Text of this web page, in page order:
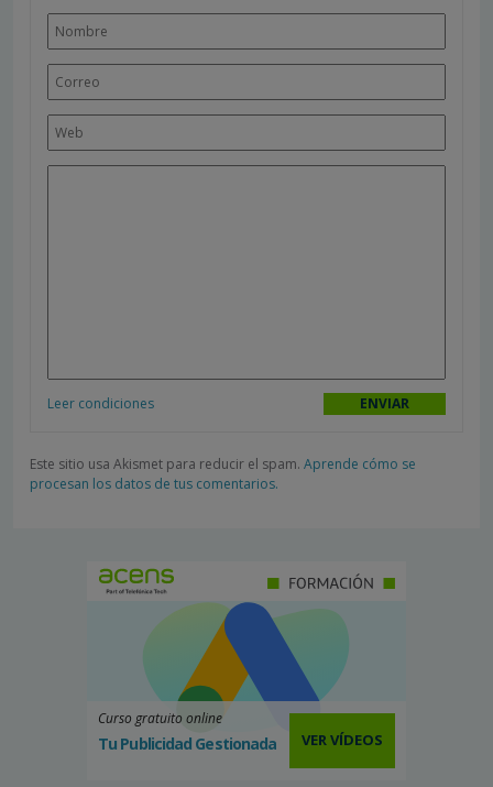
Leer condiciones
Este sitio usa Akismet para reducir el spam. Aprende cómo se
procesan los datos de tus comentarios.
Curso gratuito online
Tu Publicidad Gestionada VER VÍDEOS